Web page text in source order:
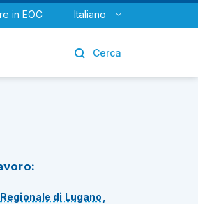
in EOC Italiano
Cerca
di Lugano,